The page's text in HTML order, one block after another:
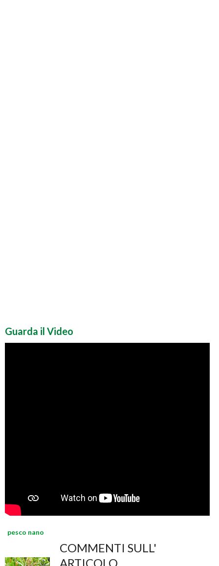
Guarda il Video
pesco nano
COMMENTI SULL'
ARTICOLO